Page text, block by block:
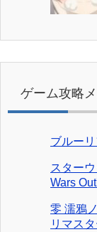
ゲーム攻略
ブルー
スター
Wars
零 濡鴉
リマスタ